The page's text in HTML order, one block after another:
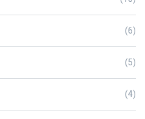
(6)
(5)
(4)